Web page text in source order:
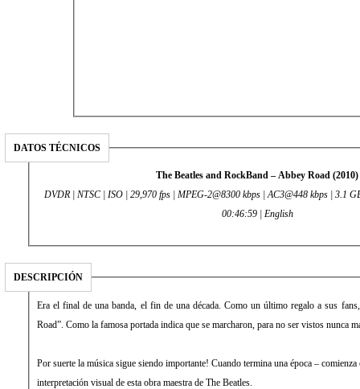
DATOS TÉCNICOS
The Beatles and RockBand – Abbey Road (2010)
DVDR | NTSC | ISO | 29,970 fps | MPEG-2@8300 kbps | AC3@448 kbps | 3.1
00:46:59 | English
DESCRIPCIÓN
Era el final de una banda, el fin de una década. Como un último regalo a sus
Road”. Como la famosa portada indica que se marcharon, para no
Por suerte la música sigue siendo importante! Cuando termina una época –
interpretación visual de esta obra maestra de The Beatles.